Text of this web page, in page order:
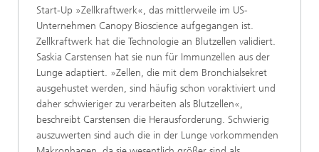
Start-Up »Zellkraftwerk«, das mittlerweile im US-
Unternehmen Canopy Bioscience aufgegangen ist.
Zellkraftwerk hat die Technologie an Blutzellen validiert.
Saskia Carstensen hat sie nun für Immunzellen aus der
Lunge adaptiert. »Zellen, die mit dem Bronchialsekret
ausgehustet werden, sind häufig schon voraktiviert und
daher schwieriger zu verarbeiten als Blutzellen«,
beschreibt Carstensen die Herausforderung. Schwierig
auszuwerten sind auch die in der Lunge vorkommenden